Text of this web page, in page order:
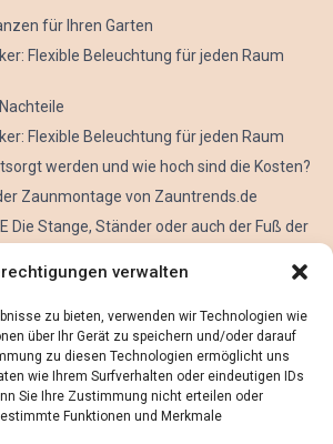
verwalten
zu bieten, verwenden wir Technologien wie
über Ihr Gerät zu speichern und/oder darauf
zu diesen Technologien ermöglicht uns
wie Ihrem Surfverhalten oder eindeutigen IDs
Sie Ihre Zustimmung nicht erteilen oder
Funktionen und Merkmale
für Ihren Garten
Flexible Beleuchtung für jeden Raum
Flexible Beleuchtung für jeden Raum
werden und wie hoch sind die Kosten?
Zaunmontage von Zauntrends.de
Die Stange, Ständer oder auch der Fuß der